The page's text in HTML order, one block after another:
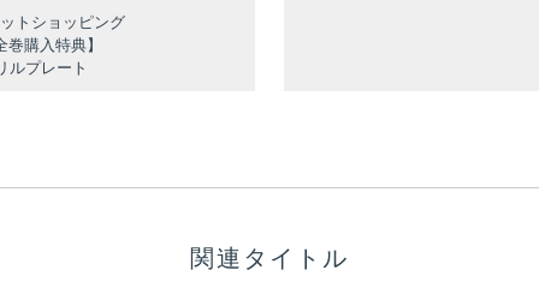
トショッピング
巻購入特典】
ルプレート
関連タイトル